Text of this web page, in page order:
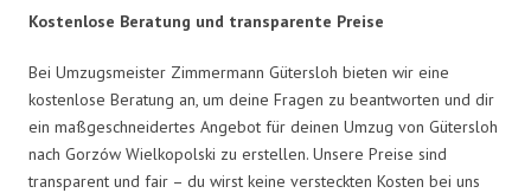
Kostenlose Beratung und transparente Preise
Bei Umzugsmeister Zimmermann Gütersloh bieten wir eine
kostenlose Beratung an, um deine Fragen zu beantworten und dir
ein maßgeschneidertes Angebot für deinen Umzug von Gütersloh
nach Gorzów Wielkopolski zu erstellen. Unsere Preise sind
transparent und fair – du wirst keine versteckten Kosten bei uns